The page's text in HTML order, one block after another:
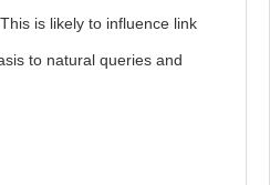
is likely to influence link
to natural queries and